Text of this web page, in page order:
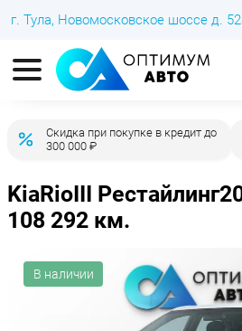
г. Тула, Новомосковское шоссе д.
Скидка при покупке в кредит до
300 000 ₽
KiaRioIII Рестайлинг
108 292 км.
В наличии